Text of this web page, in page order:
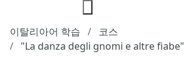
이탈리아어 학습
코스
"La danza degli gnomi e altre